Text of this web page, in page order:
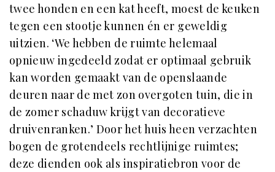
twee honden en een kat heeft, moest de keuken
tegen een stootje kunnen én er geweldig
uitzien. ‘We hebben de ruimte helemaal
opnieuw ingedeeld zodat er optimaal gebruik
kan worden gemaakt van de openslaande
deuren naar de met zon overgoten tuin, die in
de zomer schaduw krijgt van decoratieve
druivenranken.’ Door het huis heen verzachten
bogen de grotendeels rechtlijnige ruimtes;
deze dienden ook als inspiratiebron voor de